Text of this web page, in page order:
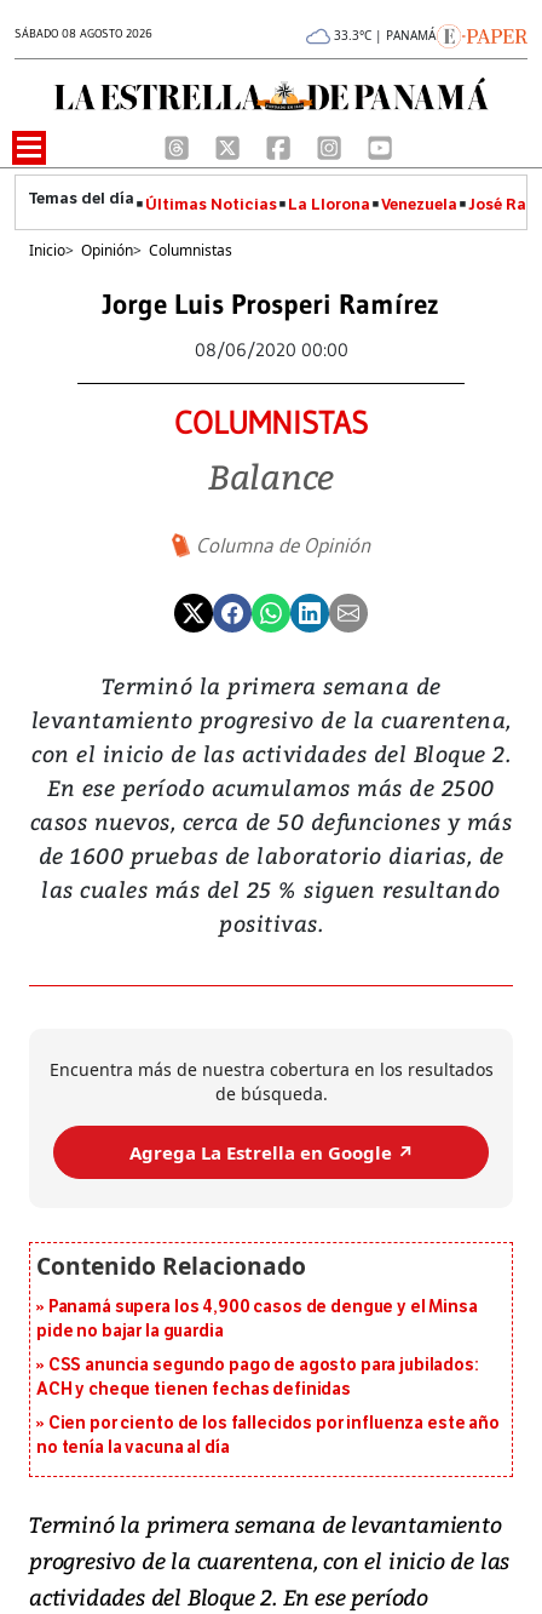
SÁBADO 08 AGOSTO 2026 33.3°C | PANAMÁ
Últimas Noticias La Llorona Venezuela José
Inicio> Opinión> Columnistas
Jorge Luis Prosperi Ramírez
08/06/2020 00:00
COLUMNISTAS
Balance
Columna de Opinión
Terminó la primera semana de
levantamiento progresivo de la cuarentena,
con el inicio de las actividades del Bloque 2.
En ese período acumulamos más de 2500
casos nuevos, cerca de 50 defunciones y más
de 1600 pruebas de laboratorio diarias, de
las cuales más del 25 % siguen resultando
positivas.
Encuentra más de nuestra cobertura en los resultados
de búsqueda.
Agrega La Estrella en Google ↗️
Panamá supera los 4,900 casos de dengue y el Minsa
pide no bajar la guardia
CSS anuncia segundo pago de agosto para jubilados:
ACH y cheque tienen fechas definidas
Cien por ciento de los fallecidos por influenza este año
no tenía la vacuna al día
Terminó la primera semana de levantamiento
progresivo de la cuarentena, con el inicio de las
actividades del Bloque 2. En ese período